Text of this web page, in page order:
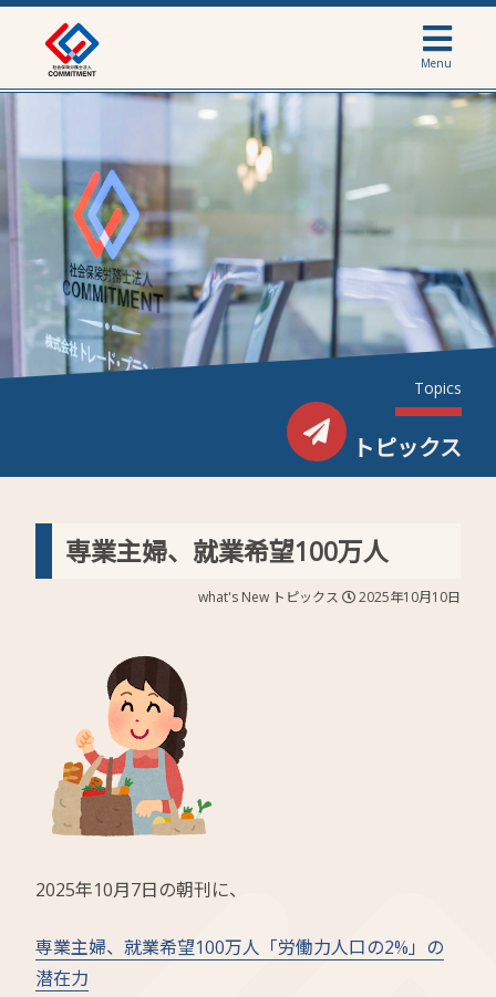
Menu
Topics
トピックス
専業主婦、就業希望100万人
what's New トピックス 2025年10月10日
2025年10月7日の朝刊に、
専業主婦、就業希望100万人「労働力人口の2%」の
潜在力